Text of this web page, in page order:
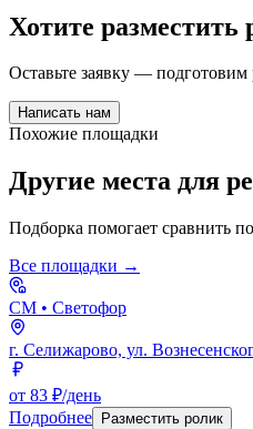
Хотите разместить
Оставьте заявку —
Написать нам
Похожие площадки
Другие места для
Подборка помогает сравнить
Все площадки →
СМ • Светофор
г. Селижарово, ул.
от 83 ₽/день
Подробнее
Разместить ролик